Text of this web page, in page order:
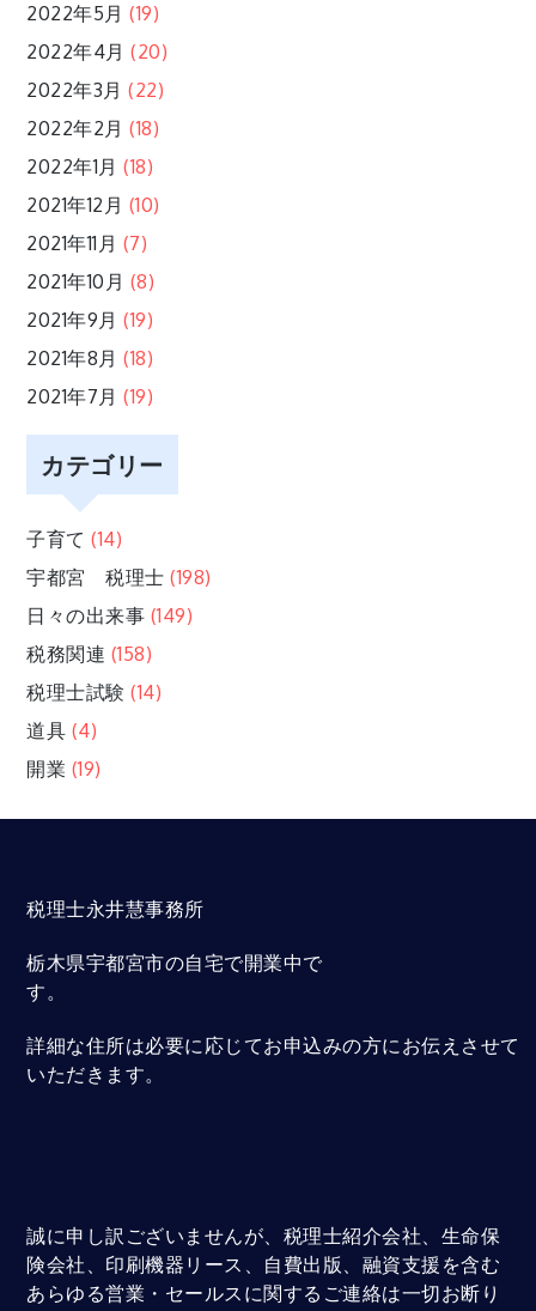
2022年5月 (19)
2022年4月 (20)
2022年3月 (22)
2022年2月 (18)
2022年1月 (18)
2021年12月 (10)
2021年11月 (7)
2021年10月 (8)
2021年9月 (19)
2021年8月 (18)
2021年7月 (19)
カテゴリー
子育て (14)
宇都宮 税理士 (198)
日々の出来事 (149)
税務関連 (158)
税理士試験 (14)
道具 (4)
開業 (19)
税理士永井慧事務所
栃木県宇都宮市の自宅で開業中で
す。
詳細な住所は必要に応じてお申込みの方にお伝えさせて
いただきます。
誠に申し訳ございませんが、税理士紹介会社、生命保
険会社、印刷機器リース、自費出版、融資支援を含む
あらゆる営業・セールスに関するご連絡は一切お断り